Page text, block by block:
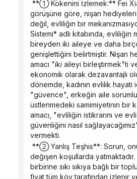
görüşüne göre, nişan
değil, evliliğin bir
Sistemi* adlı kitabında, evliliğin
bireyden iki aileye ve daha
genişlettiğini belirtmiştir. Nişan
amacı "iki aileyi birleştirmek"ti
ekonomik olarak dezavantajlı
dönemde, kadının evlilik hayatı
"güvence", erkeğin aile
üstlenmedeki samimiyetinin bir
amacı, "evliliğin istikrarını ve evli
güvenliğini nasıl
vermekti.
değişen koşullarda yatmaktadır.
birbirine sıkı sıkıya bağlı bir
fiyat tüm köy tarafından izlenir